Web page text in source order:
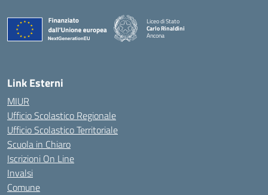
Liceo di Stato
Carlo Rinaldini
Ancona
Link Esterni
MIUR
Ufficio Scolastico Regionale
Ufficio Scolastico Territoriale
Scuola in Chiaro
Iscrizioni On Line
Invalsi
Comune